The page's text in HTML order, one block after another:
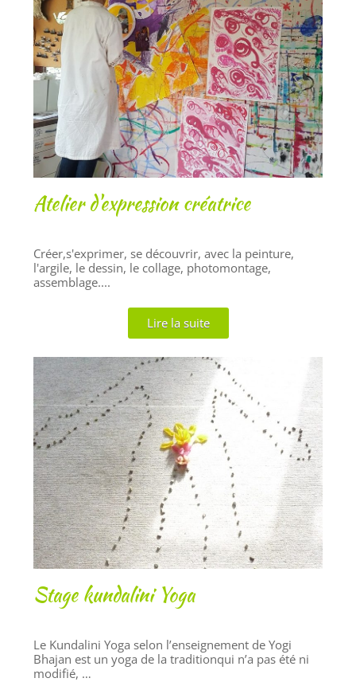
Atelier d'expression créatrice
Créer,s'exprimer, se découvrir, avec la peinture,
l'argile, le dessin, le collage, photomontage,
assemblage....
Lire la suite
Stage kundalini Yoga
Le Kundalini Yoga selon l’enseignement de Yogi
Bhajan est un yoga de la traditionqui n’a pas été ni
modifié, …